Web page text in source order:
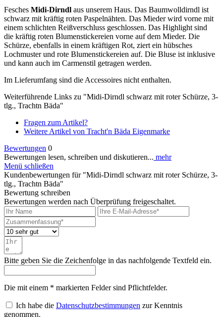
Fesches Midi-Dirndl aus unserem Haus. Das Baumwolldirndl ist
schwarz mit kräftig roten Paspelnähten. Das Mieder wird vorne mit
einem schlichten Reißverschluss geschlossen. Das Highlight sind
die kräftig roten Blumenstickereien vorne auf dem Mieder. Die
Schürze, ebenfalls in einem kräftigen Rot, ziert ein hübsches
Lochmuster und rote Blumenstickereien auf. Die Bluse ist inklusive
und kann auch im Carmenstil getragen werden.
Im Lieferumfang sind die Accessoires nicht enthalten.
Weiterführende Links zu "Midi-Dirndl schwarz mit roter Schürze, 3-
tlg., Trachtn Bäda"
Fragen zum Artikel?
Weitere Artikel von Tracht'n Bäda Eigenmarke
Bewertungen 0
Bewertungen lesen, schreiben und diskutieren... mehr
Menü schließen
Kundenbewertungen für "Midi-Dirndl schwarz mit roter Schürze, 3-
tlg., Trachtn Bäda"
Bewertung schreiben
Bewertungen werden nach Überprüfung freigeschaltet.
Bitte geben Sie die Zeichenfolge in das nachfolgende Textfeld ein.
Die mit einem * markierten Felder sind Pflichtfelder.
Ich habe die Datenschutzbestimmungen zur Kenntnis
genommen.